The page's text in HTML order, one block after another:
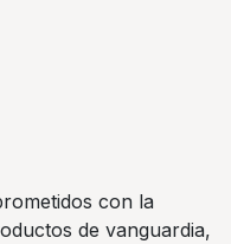
con la
de vanguardia,